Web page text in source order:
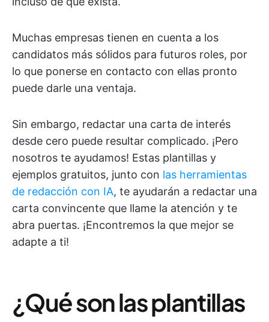
Muchas empresas tienen en cuenta a los
candidatos más sólidos para futuros roles, por
lo que ponerse en contacto con ellas pronto
puede darle una ventaja.
Sin embargo, redactar una carta de interés
desde cero puede resultar complicado. ¡Pero
nosotros te ayudamos! Estas plantillas y
ejemplos gratuitos, junto con las herramientas
de redacción con IA, te ayudarán a redactar una
carta convincente que llame la atención y te
abra puertas. ¡Encontremos la que mejor se
adapte a ti!
¿Qué son las plantillas